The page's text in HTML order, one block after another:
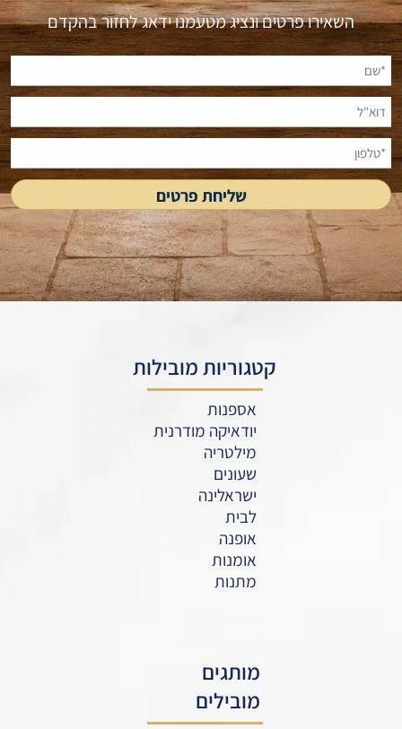
השאירו פרטים ונציג מטעמנו ידאג לחזור בהקדם
קטגוריות מובילות
אספנות
יודאיקה מודרנית
מילטריה
שעונים
ישראלינה
לבית
אופנה
אומנות
מתנות
מותגים
מובילים